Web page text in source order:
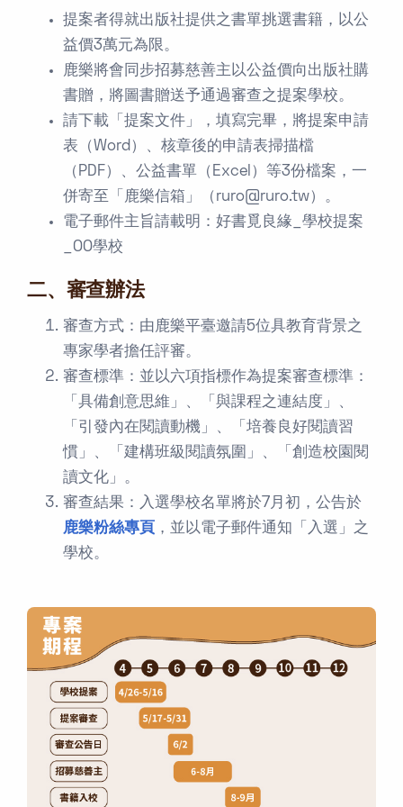
提案者得就出版社提供之書單挑選書籍，以公
益價3萬元為限。
鹿樂將會同步招募慈善主以公益價向出版社購
書贈，將圖書贈送予通過審查之提案學校。
請下載「提案文件」，填寫完畢，將提案申請
表（Word）、核章後的申請表掃描檔
（PDF）、公益書單（Excel）等3份檔案，一
併寄至「鹿樂信箱」（ruro@ruro.tw）。
電子郵件主旨請載明：好書覓良緣_學校提案
_OO學校
二、審查辦法
審查方式：由鹿樂平臺邀請5位具教育背景之
專家學者擔任評審。
審查標準：並以六項指標作為提案審查標準：
「具備創意思維」、「與課程之連結度」、
「引發內在閱讀動機」、「培養良好閱讀習
慣」、「建構班級閱讀氛圍」、「創造校園閱
讀文化」。
審查結果：入選學校名單將於7月初，公告於
鹿樂粉絲專頁 ，並以電子郵件通知「入選」之
學校。